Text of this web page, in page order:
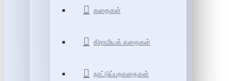
கதைகள்
கிராமியக் கதைகள்
நாட்டுப்புறகதைகள்